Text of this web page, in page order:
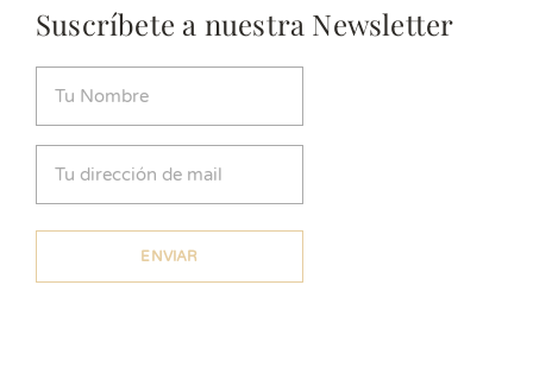
Suscríbete a nuestra Newsletter